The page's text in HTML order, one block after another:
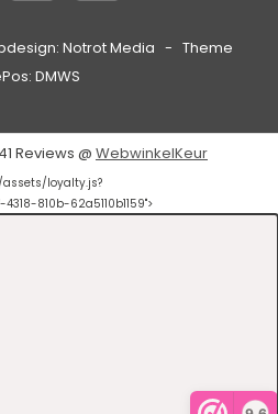
Notrot Media - Theme
DMWS
Reviews @ WebwinkelKeur
loyalty.js?
810b-62a5110b1159">